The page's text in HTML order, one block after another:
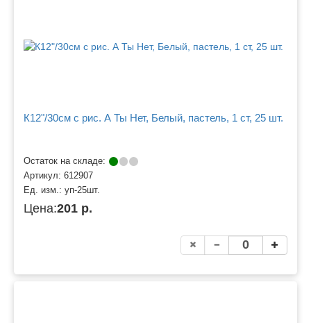
К12"/30см с рис. А Ты Нет, Белый, пастель, 1 ст, 25 шт.
Остаток на складе:
Артикул: 612907
Ед. изм.: уп-25шт.
Цена:201 р.